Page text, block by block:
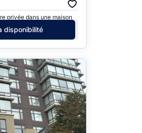
privée dans une maison
disponibilité